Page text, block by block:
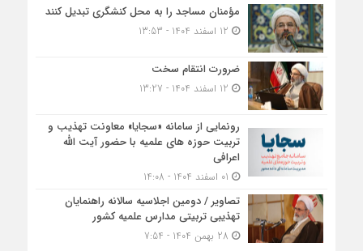
مؤمنان مساجد را به محل کنشگری تبدیل کنند
ضرورت انتقام سخت
رونمایی از سامانه «سجایا» معاونت تهذیب و
تربیت حوزه‌ های علمیه با حضور آیت الله
اعرافی
تصاویر / دومین اجلاسیه سالانه راهنمایان
تهذیبی تربیتی مدارس علمیه کشور